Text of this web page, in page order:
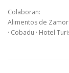
Colaboran:
Alimentos de
· Cobadu · Hotel